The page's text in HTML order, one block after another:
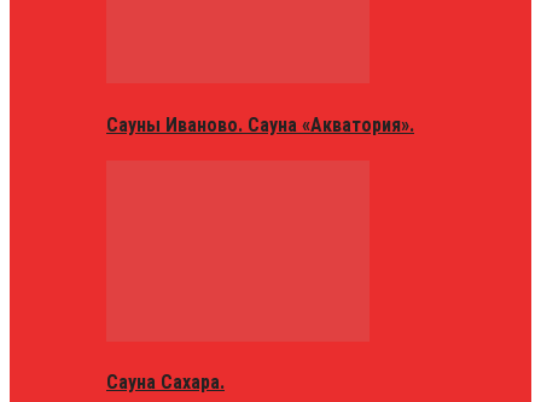
Сауны Иваново. Сауна «Акватория».
Сауна Сахара.